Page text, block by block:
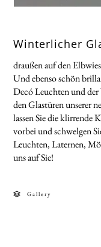
Winterlicher
draußen auf den
Und ebenso schön
Decó Leuchten und
den Glastüren unserer
lassen Sie die klirrende
vorbei und schwelgen
Leuchten, Laternen,
uns auf Sie!
Gallery